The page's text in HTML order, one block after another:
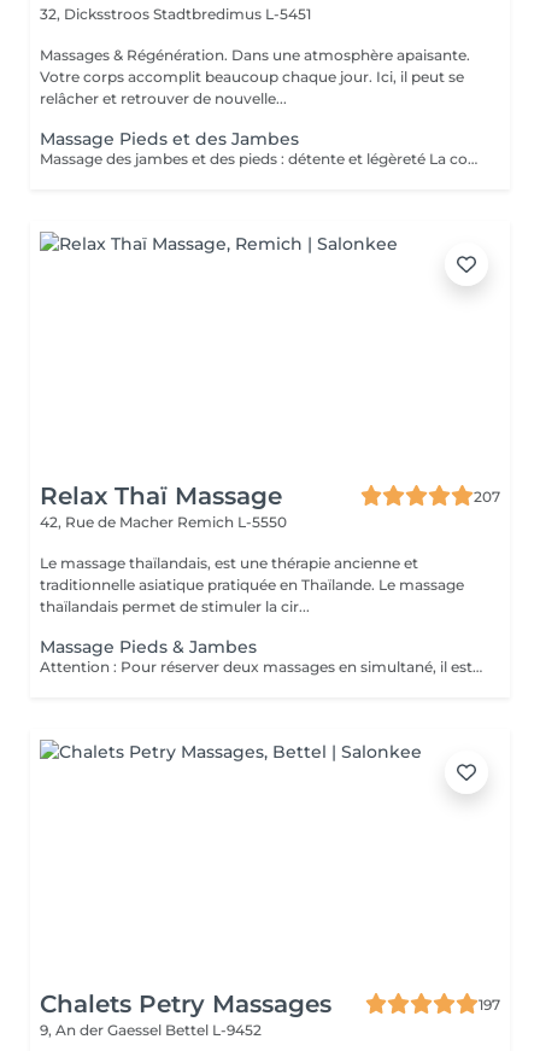
32, Dicksstroos Stadtbredimus L-5451
Massages & Régénération. Dans une atmosphère apaisante.
Votre corps accomplit beaucoup chaque jour. Ici, il peut se
relâcher et retrouver de nouvelle...
Massage Pieds et des Jambes
Massage des jambes et des pieds : détente et légèreté La combinaison massage des jambes et des pieds procure une détente profonde et libératrice. Les muscles tendus ou fatigués après le sport ou la randonnée sont assouplis, les points de tension relâchés et la circulation sanguine stimulée. Offrez à vos jambes fatiguées ce moment de bien-être réparateur.
Relax Thaï Massage
207
42, Rue de Macher Remich L-5550
Le massage thaïlandais, est une thérapie ancienne et
traditionnelle asiatique pratiquée en Thaïlande. Le massage
thaïlandais permet de stimuler la cir...
Massage Pieds & Jambes
Attention : Pour réserver deux massages en simultané, il est nécessaire de procéder à deux réservations séparées. Ajouter deux services dans une seule réservation entraînera la programmation des rendez-vous l'un après l'autre, et non en même temps. Si besoin, vous pouvez également nous contacter par téléphone au 691 603 983. Merci !
Chalets Petry Massages
197
9, An der Gaessel Bettel L-9452